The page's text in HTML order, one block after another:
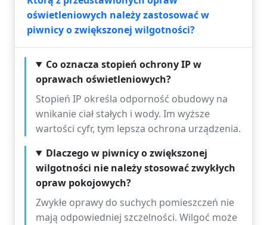
oświetleniowych należy zastosować w
piwnicy o zwiększonej wilgotności?
Co oznacza stopień ochrony IP w
oprawach oświetleniowych?
Stopień IP określa odporność obudowy na
wnikanie ciał stałych i wody. Im wyższe
wartości cyfr, tym lepsza ochrona urządzenia.
Dlaczego w piwnicy o zwiększonej
wilgotności nie należy stosować zwykłych
opraw pokojowych?
Zwykłe oprawy do suchych pomieszczeń nie
mają odpowiedniej szczelności. Wilgoć może